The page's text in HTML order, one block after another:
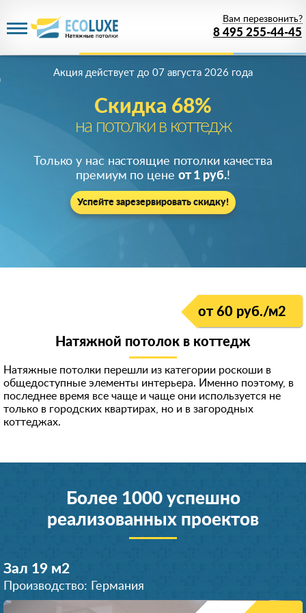
8 495 255-44-45
Вам перезвонить?
Скидка 68%
на потолки в коттедж
Акция действует до 07 августа 2026 года
Только у нас настоящие потолки качества
премиум по цене от 1 руб.!
Успейте зарезервировать скидку!
от 60 руб./м2
Натяжной потолок в коттедж
Натяжные потолки перешли из категории роскоши в
общедоступные элементы интерьера. Именно поэтому, в
последнее время все чаще и чаще они используется не
только в городских квартирах, но и в загородных
коттеджах.
Более 1000 успешно
реализованных проектов
Зал 19 м2
Производство: Германия